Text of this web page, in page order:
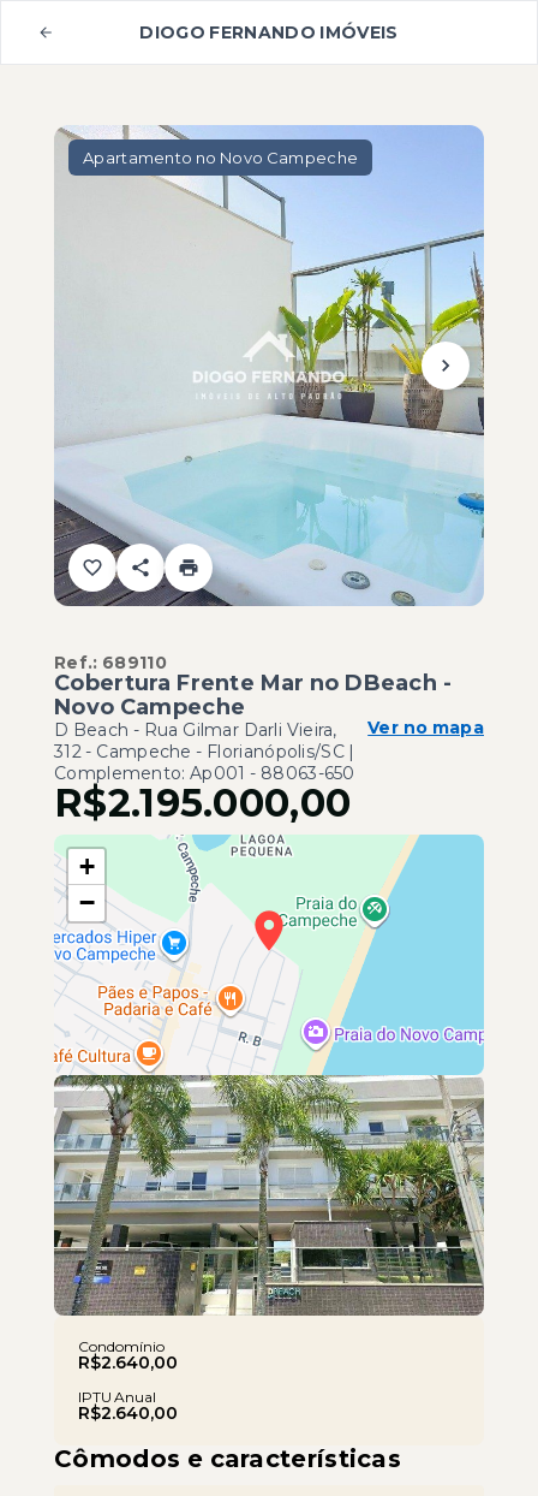
DIOGO FERNANDO IMÓVEIS
Apartamento no Novo Campeche
Ref.: 689110
Cobertura Frente Mar no DBeach -
Novo Campeche
D Beach - Rua Gilmar Darli Vieira,
312 - Campeche - Florianópolis/SC |
Complemento: Ap001 - 88063-650
Ver no mapa
R$2.195.000,00
+
−
Leaflet
Condomínio
R$2.640,00
IPTU Anual
R$2.640,00
Cômodos e características